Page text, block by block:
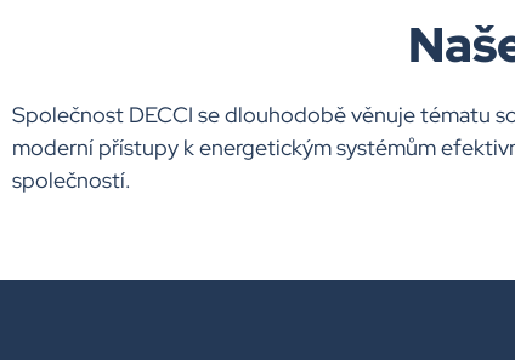
Společnost DECCI se dlouhodobě věnuje tématu
moderní přístupy k energetickým systémům
společností.